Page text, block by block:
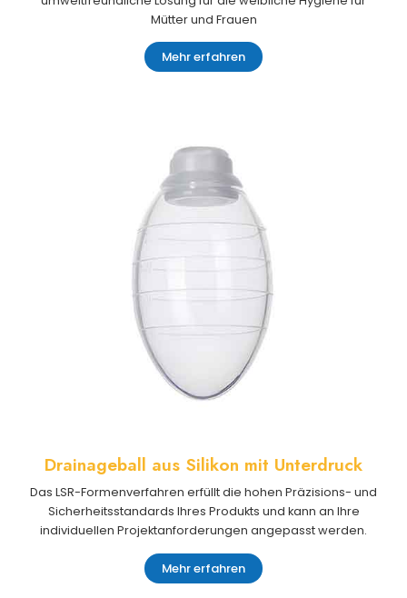
Mütter und Frauen
Mehr erfahren
Drainageball aus Silikon mit Unterdruck
Das LSR-Formenverfahren erfüllt die hohen Präzisions- und
Sicherheitsstandards Ihres Produkts und kann an Ihre
individuellen Projektanforderungen angepasst werden.
Mehr erfahren